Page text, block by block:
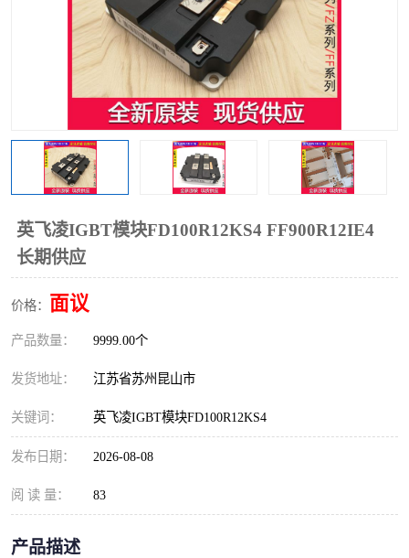
英飞凌IGBT模块FD100R12KS4 FF900R12IE4
长期供应
价格： 面议
产品数量： 9999.00个
发货地址： 江苏省苏州昆山市
关键词： 英飞凌IGBT模块FD100R12KS4
发布日期： 2026-08-08
阅 读 量： 83
产品描述